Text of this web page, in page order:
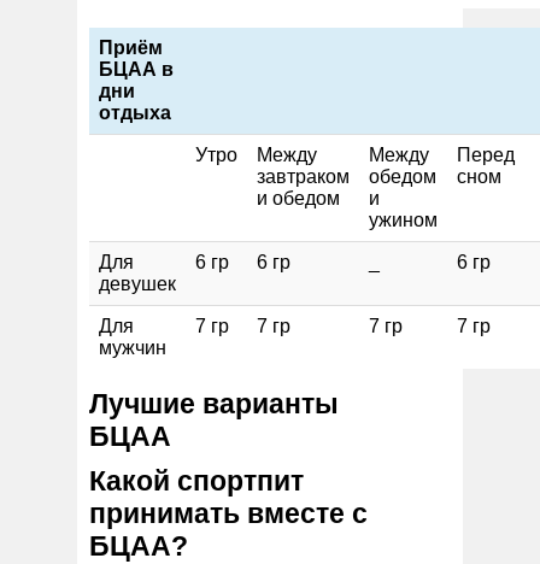
Приём
БЦАА в
дни
отдыха
Утро
Между
завтраком
и обедом
Между
обедом
и
ужином
Перед
сном
Для
девушек
6 гр 6 гр 6 гр
Для
мужчин
7 гр 7 гр 7 гр 7 гр
Лучшие варианты
БЦАА
Какой спортпит
принимать вместе с
БЦАА?